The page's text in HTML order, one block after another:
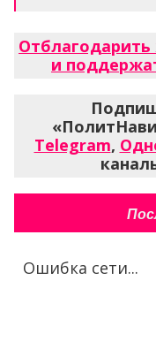
и
Telegram,
Ошибка сети...